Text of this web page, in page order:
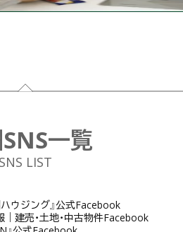
一覧
SNS LIST
ウジング』公式Facebook
建売・土地・中古物件Facebook